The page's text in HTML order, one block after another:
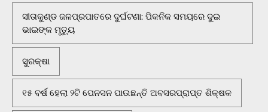
ସୀତାକୁଣ୍ଡ ଜଳପ୍ରପାତରେ ଦୁର୍ଘଟଣା: ପିକନିକ ସମୟରେ ଦୁଇ
ଭାଇଙ୍କ ମୃତ୍ୟୁ
ସୁରକ୍ଷା
୧୫ ବର୍ଷ ହେଲା ୨ଟି ପେନସନ ପାଉଛନ୍ତି ଅବସରପ୍ରାପ୍ତ ଶିକ୍ଷକ